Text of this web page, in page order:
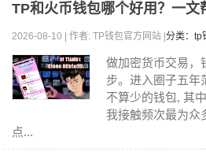
TP和火币钱包哪个好用？一文
2026-08-10 | 作者: TP钱包官方网站 | 分类：tp
做加密货币交易，
步。进入圈子五年
不算少的钱包, 其
我接触频次最为众
点...